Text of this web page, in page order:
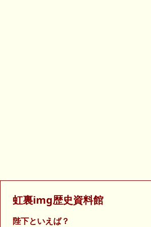
虹裏img歴史資料館
陛下といえば？